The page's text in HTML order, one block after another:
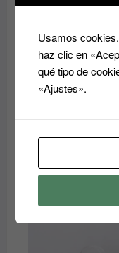
40.00€El
era:
35.00€
El
es:
Usamos
haz clic en
qué tipo de
«Ajustes».